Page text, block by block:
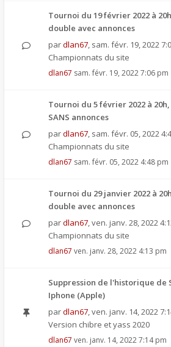
Tournoi du 19 février 2022 à
double avec annonces
pardlan67, sam. févr. 19, 2022
Championnats du site
dlan67 sam. févr. 19, 2022 7:06 pm
Tournoi du 5 février 2022 à
SANS annonces
pardlan67, sam. févr. 05, 2022
Championnats du site
dlan67 sam. févr. 05, 2022 4:48 pm
Tournoi du 29 janvier 2022 à
double avec annonces
pardlan67,ven. janv. 28, 2022
Championnats du site
dlan67 ven. janv. 28, 2022 4:13 pm
Suppression de l'historique de
Iphone (Apple)
pardlan67,ven. janv. 14, 2022
Version chibre et yass 2020
dlan67 ven. janv. 14, 2022 7:14 pm